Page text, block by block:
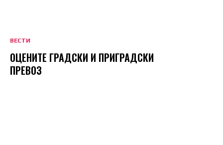
ВЕСТИ
ОЦЕНИТЕ ГРАДСКИ И ПРИГРАДСКИ
ПРЕВОЗ